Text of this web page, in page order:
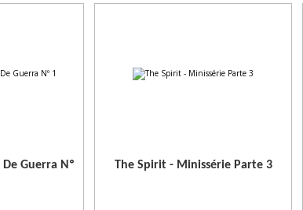
Guerra Nº
The Spirit - Minissérie Parte 3